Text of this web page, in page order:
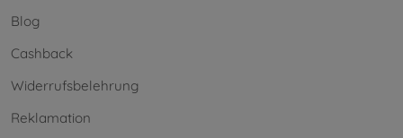
Blog
Cashback
Widerrufsbelehrung
Reklamation